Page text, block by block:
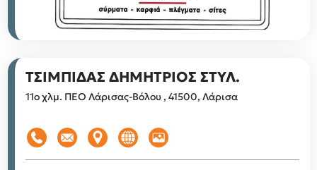
ΤΣΙΜΠΙΔΑΣ ΔΗΜΗΤΡΙΟΣ ΣΤΥΛ.
11ο χλμ. ΠΕΟ Λάρισας-Βόλου , 41500, Λάρισα